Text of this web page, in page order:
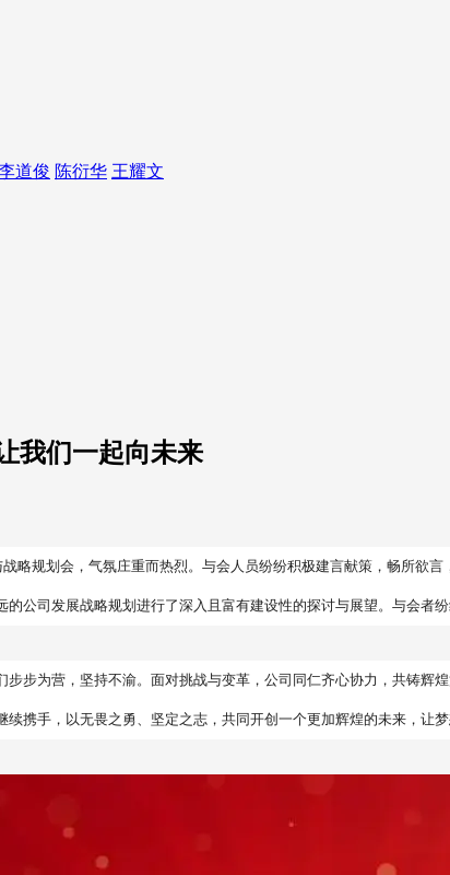
道俊 陈衍华 王耀文
我们一起向未来
略规划会，气氛庄重而热烈。与会人员纷纷积极建言献策，畅所欲
公司发展战略规划进行了深入且富有建设性的探讨与展望。与会者
步为营，坚持不渝。面对挑战与变革，公司同仁齐心协力，共铸
携手，以无畏之勇、坚定之志，共同开创一个更加辉煌的未来，让梦